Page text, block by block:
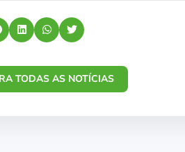
TODAS AS NOTÍCIAS